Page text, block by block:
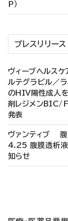
P）
プレスリリース
ヴィーブヘルスケ
ルテグラビル／
のHIV陽性成人
剤レジメンBIC/
発表
ヴァンティブ 腹
4.25 腹膜透析液
知らせ